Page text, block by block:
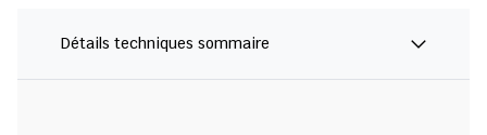
Détails techniques sommaire